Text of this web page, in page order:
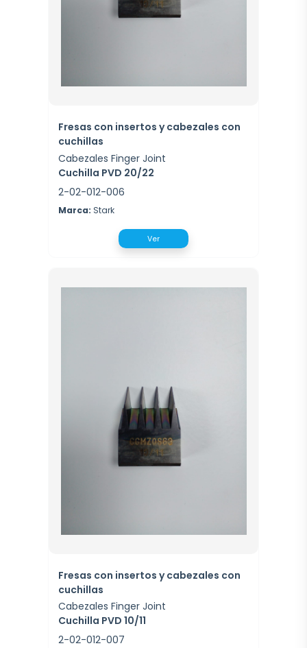
Fresas con insertos y cabezales con
cuchillas
Cabezales Finger Joint
Cuchilla PVD 20/22
2-02-012-006
Marca: Stark
Ver
Fresas con insertos y cabezales con
cuchillas
Cabezales Finger Joint
Cuchilla PVD 10/11
2-02-012-007